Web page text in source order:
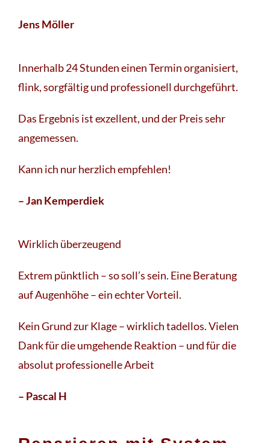
Jens Möller
Innerhalb 24 Stunden einen Termin organisiert,
flink, sorgfältig und professionell durchgeführt.
Das Ergebnis ist exzellent, und der Preis sehr
angemessen.
Kann ich nur herzlich empfehlen!
– Jan Kemperdiek
Wirklich überzeugend
Extrem pünktlich – so soll’s sein. Eine Beratung
auf Augenhöhe – ein echter Vorteil.
Kein Grund zur Klage – wirklich tadellos. Vielen
Dank für die umgehende Reaktion – und für die
absolut professionelle Arbeit
– Pascal H